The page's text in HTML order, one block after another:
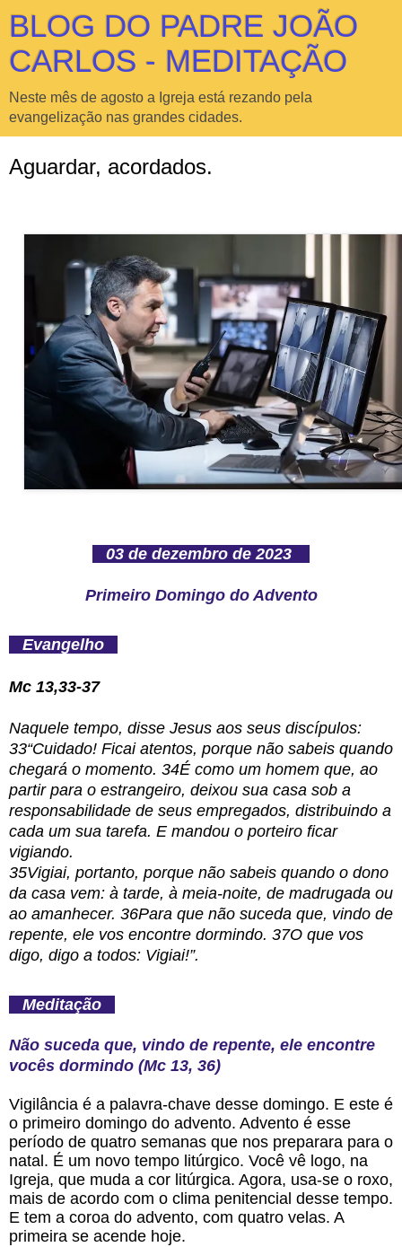
BLOG DO PADRE JOÃO
CARLOS - MEDITAÇÃO
Neste mês de agosto a Igreja está rezando pela
evangelização nas grandes cidades.
Aguardar, acordados.
03 de dezembro de 2023
Primeiro Domingo do Advento
Evangelho
Mc 13,33-37
Naquele tempo, disse Jesus aos seus discípulos:
33“Cuidado! Ficai atentos, porque não sabeis quando
chegará o momento. 34É como um homem que, ao
partir para o estrangeiro, deixou sua casa sob a
responsabilidade de seus empregados, distribuindo a
cada um sua tarefa. E mandou o porteiro ficar
vigiando.
35Vigiai, portanto, porque não sabeis quando o dono
da casa vem: à tarde, à meia-noite, de madrugada ou
ao amanhecer. 36Para que não suceda que, vindo de
repente, ele vos encontre dormindo. 37O que vos
digo, digo a todos: Vigiai!”.
Meditação
Não suceda que, vindo de repente, ele encontre
vocês dormindo (Mc 13, 36)
Vigilância é a palavra-chave desse domingo. E este é
o primeiro domingo do advento. Advento é esse
período de quatro semanas que nos preparara para o
natal. É um novo tempo litúrgico. Você vê logo, na
Igreja, que muda a cor litúrgica. Agora, usa-se o roxo,
mais de acordo com o clima penitencial desse tempo.
E tem a coroa do advento, com quatro velas. A
primeira se acende hoje.